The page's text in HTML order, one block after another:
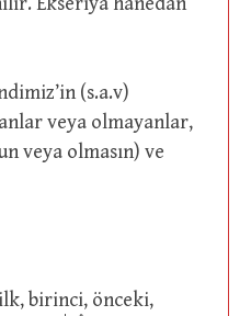
veya olmayanlar,
veya olmasın) ve